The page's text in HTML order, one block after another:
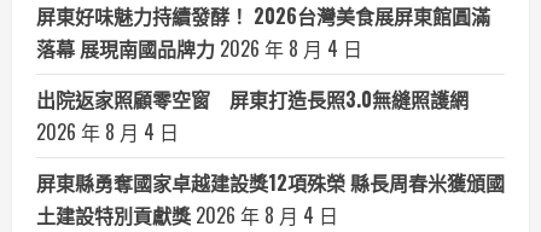
屏東好味魅力持續發酵！ 2026台灣美食展屏東館圓滿
落幕 展現南國品牌力 2026 年 8 月 4 日
出院返家照顧零空窗 屏東打造長照3.0無縫照護網
2026 年 8 月 4 日
屏東縣勇奪國家卓越建設獎12項殊榮 縣長周春米獲頒國
土建設特別貢獻獎 2026 年 8 月 4 日